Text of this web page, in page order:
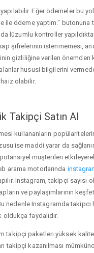
Eğer ödemeler bu
ile ödeme yaptım." butonuna
lüzumlu kontroller
şifrelerinin istenmemesi,
gizliliğine verilen önemden
hususi bilgilerini
olabilir.
Takipçi Satın Al
kullananların
ise maddi yarar da
müşterileri
arama motorlarında
Instagram, takipçi sayısı
ve paylaşımlarının
nedenle Instagramda takipci
faydalıdır.
takipçi paketleri yüksek
takipçi kazanılması